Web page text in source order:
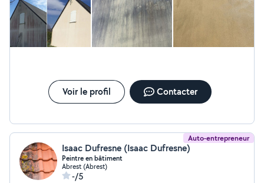
Voir le profil Contacter
Auto-entrepreneur
Isaac Dufresne (Isaac Dufresne)
Peintre en bâtiment
Abrest (Abrest)
-/5